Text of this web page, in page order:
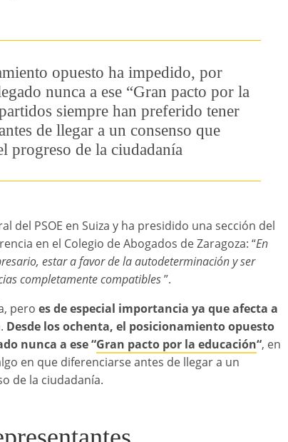
opuesto ha impedido, por
nunca a ese “Gran pacto por la
siempre han preferido tener
de llegar a un consenso que
progreso de la ciudadanía
del PSOE en Suiza y ha presidido una sección del
en el Colegio de Abogados de Zaragoza: “En
estar a favor de la autodeterminación y ser
completamente compatibles”.
peroes de especial importancia ya que afecta a
. Desde los ochenta, el posicionamiento opuesto
nunca a ese “Gran pacto por la educación“, en
en que diferenciarse antes de llegar a un
de la ciudadanía.